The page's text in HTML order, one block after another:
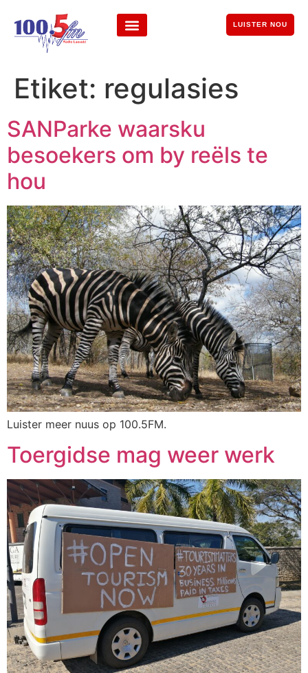
LUISTER NOU
Etiket: regulasies
SANParke waarsku
besoekers om by reëls te
hou
Luister meer nuus op 100.5FM.
Toergidse mag weer werk